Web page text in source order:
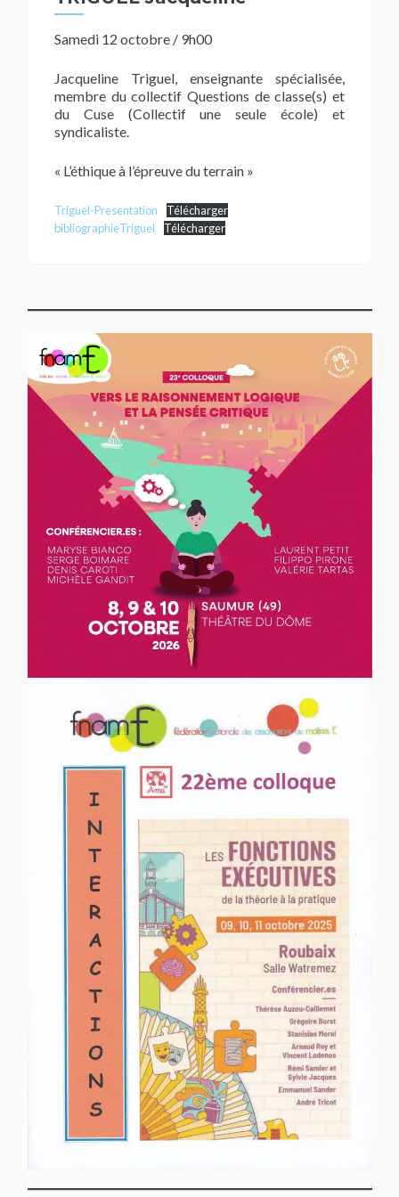
Samedi 12 octobre / 9h00
Jacqueline Triguel, enseignante spécialisée,
membre du collectif Questions de classe(s) et
du Cuse (Collectif une seule école) et
syndicaliste.
« L’éthique à l’épreuve du terrain »
Triguel-Presentation
Télécharger
bibliographieTriguel
Télécharger